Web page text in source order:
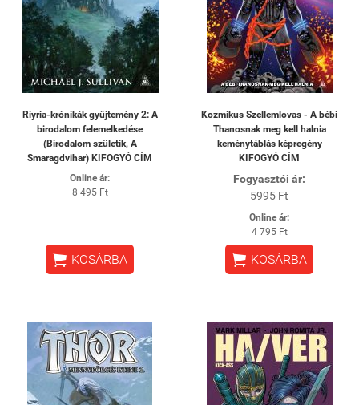
Riyria-krónikák gyűjtemény 2: A
birodalom felemelkedése
(Birodalom születik, A
Smaragdvihar) KIFOGYÓ CÍM
Online ár:
8 495 Ft
 KOSÁRBA
Kozmikus Szellemlovas - A bébi
Thanosnak meg kell halnia
keménytáblás képregény
KIFOGYÓ CÍM
Fogyasztói ár:
5995 Ft
Online ár:
4 795 Ft
 KOSÁRBA